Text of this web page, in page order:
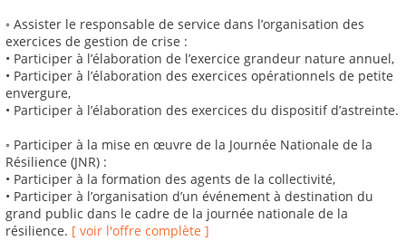
◦ Assister le responsable de service dans l’organisation des
exercices de gestion de crise :
• Participer à l’élaboration de l’exercice grandeur nature annuel,
• Participer à l’élaboration des exercices opérationnels de petite
envergure,
• Participer à l’élaboration des exercices du dispositif d’astreinte.
◦ Participer à la mise en œuvre de la Journée Nationale de la
Résilience (JNR) :
• Participer à la formation des agents de la collectivité,
• Participer à l’organisation d’un événement à destination du
grand public dans le cadre de la journée nationale de la
résilience. [ voir l'offre complète ]